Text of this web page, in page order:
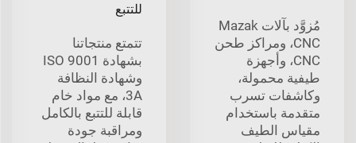
مُزوَّد بآلات Mazak
CNC، ومراكز طحن
CNC، وأجهزة
طيفية محمولة،
وكاشفات تسرب
متقدمة باستخدام
مقياس الطيف
للتتبع
تتمتع منتجاتنا
بشهادة ISO 9001
وشهادة النظافة
3A، مع مواد خام
قابلة للتتبع بالكامل
ومراقبة جودة